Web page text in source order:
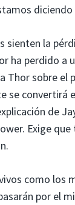
la
ha perdido a
Thor sobre el
se convertirá
de
Exige
como los
por el